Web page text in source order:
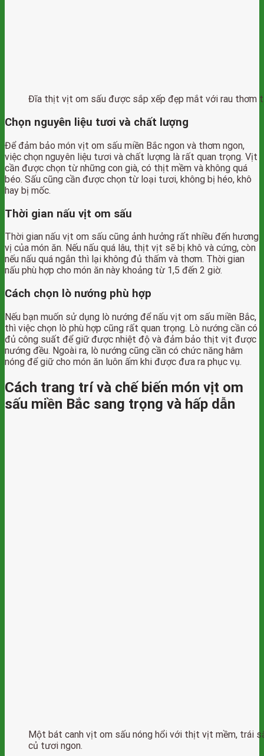
Đĩa thịt vịt om sấu được sắp xếp đẹp mắt với rau thơm
Chọn nguyên liệu tươi và chất lượng
Để đảm bảo món vịt om sấu miền Bắc ngon và thơm ngon,
việc chọn nguyên liệu tươi và chất lượng là rất quan trọng. Vịt
cần được chọn từ những con già, có thịt mềm và không quá
béo. Sấu cũng cần được chọn từ loại tươi, không bị héo, khô
hay bị mốc.
Thời gian nấu vịt om sấu
Thời gian nấu vịt om sấu cũng ảnh hưởng rất nhiều đến hương
vị của món ăn. Nếu nấu quá lâu, thịt vịt sẽ bị khô và cứng, còn
nếu nấu quá ngắn thì lại không đủ thấm và thơm. Thời gian
nấu phù hợp cho món ăn này khoảng từ 1,5 đến 2 giờ.
Cách chọn lò nướng phù hợp
Nếu bạn muốn sử dụng lò nướng để nấu vịt om sấu miền Bắc,
thì việc chọn lò phù hợp cũng rất quan trọng. Lò nướng cần có
đủ công suất để giữ được nhiệt độ và đảm bảo thịt vịt được
nướng đều. Ngoài ra, lò nướng cũng cần có chức năng hâm
nóng để giữ cho món ăn luôn ấm khi được đưa ra phục vụ.
Cách trang trí và chế biến món vịt om
sấu miền Bắc sang trọng và hấp dẫn
Một bát canh vịt om sấu nóng hổi với thịt vịt mềm, trái
củ tươi ngon.